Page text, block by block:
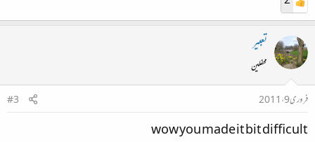
تعبیر
محفلین
فروری 9، 2011
#3
wow you made it bit difficult